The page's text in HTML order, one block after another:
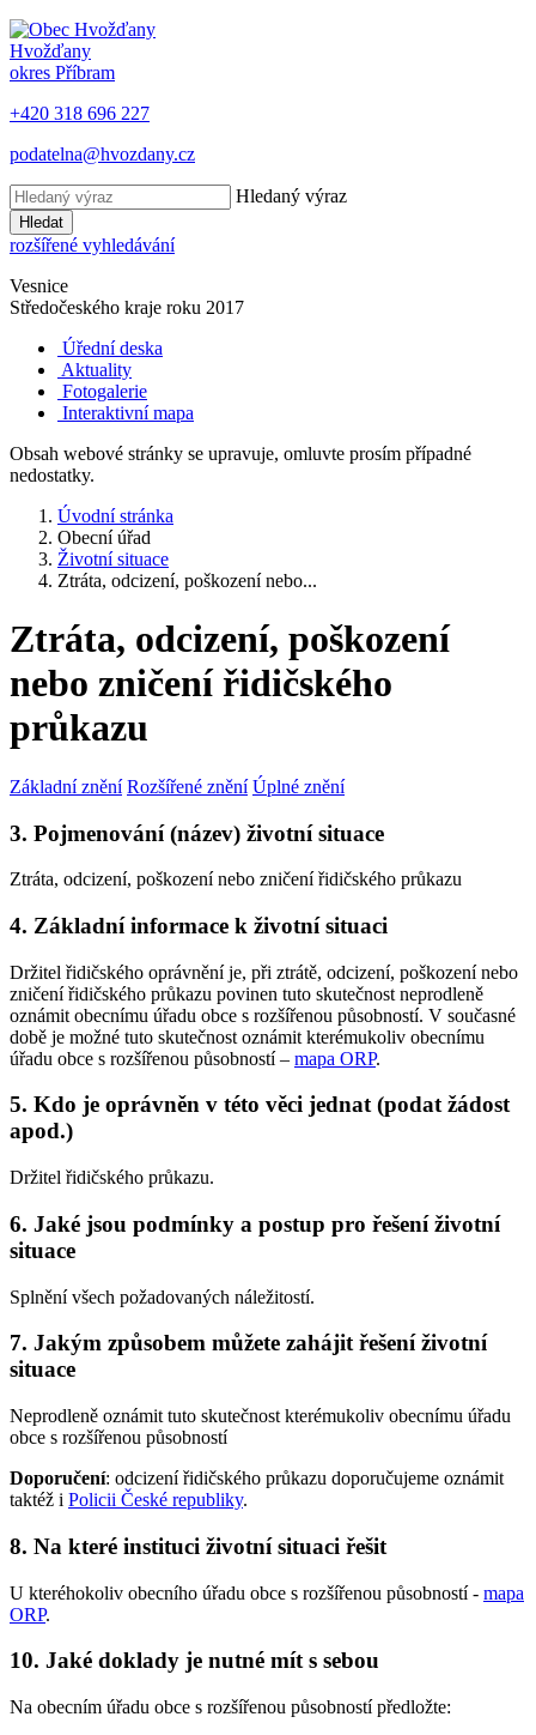
Hvožďany
okres Příbram
+420 318 696 227
podatelna@hvozdany.cz
Hledaný výraz
Hledat
rozšířené vyhledávání
Vesnice
Středočeského kraje roku 2017
Úřední deska
Aktuality
Fotogalerie
Interaktivní mapa
Obsah webové stránky se upravuje, omluvte prosím případné
nedostatky.
Úvodní stránka
Obecní úřad
Životní situace
Ztráta, odcizení, poškození nebo...
Ztráta, odcizení, poškození
nebo zničení řidičského
průkazu
Základní znění Rozšířené znění Úplné znění
3. Pojmenování (název) životní situace
Ztráta, odcizení, poškození nebo zničení řidičského průkazu
4. Základní informace k životní situaci
Držitel řidičského oprávnění je, při ztrátě, odcizení, poškození nebo
zničení řidičského průkazu povinen tuto skutečnost neprodleně
oznámit obecnímu úřadu obce s rozšířenou působností. V současné
době je možné tuto skutečnost oznámit kterémukoliv obecnímu
úřadu obce s rozšířenou působností – mapa ORP.
5. Kdo je oprávněn v této věci jednat (podat žádost
apod.)
Držitel řidičského průkazu.
6. Jaké jsou podmínky a postup pro řešení životní
situace
Splnění všech požadovaných náležitostí.
7. Jakým způsobem můžete zahájit řešení životní
situace
Neprodleně oznámit tuto skutečnost kterémukoliv obecnímu úřadu
obce s rozšířenou působností
Doporučení: odcizení řidičského průkazu doporučujeme oznámit
taktéž i Policii České republiky.
8. Na které instituci životní situaci řešit
U kteréhokoliv obecního úřadu obce s rozšířenou působností - mapa
ORP.
10. Jaké doklady je nutné mít s sebou
Na obecním úřadu obce s rozšířenou působností předložte: